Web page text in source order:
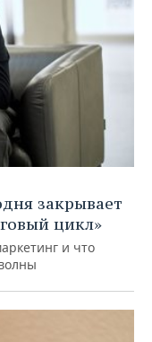
закрывает
цикл»
и что